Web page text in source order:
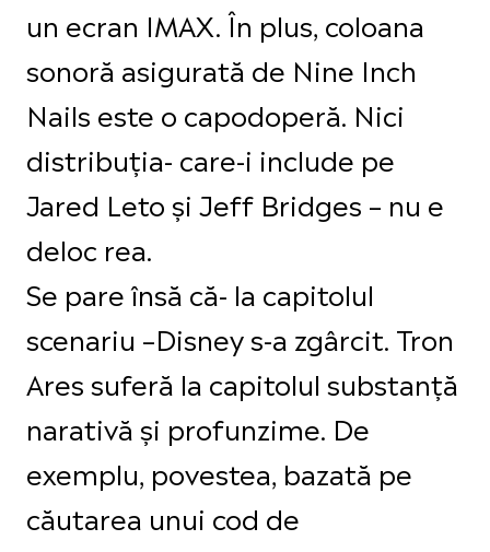
un ecran IMAX. În plus, coloana
sonoră asigurată de Nine Inch
Nails este o capodoperă. Nici
distribuția- care-i include pe
Jared Leto și Jeff Bridges – nu e
deloc rea.
Se pare însă că- la capitolul
scenariu –Disney s-a zgârcit. Tron
Ares suferă la capitolul substanţă
narativă şi profunzime. De
exemplu, povestea, bazată pe
căutarea unui cod de